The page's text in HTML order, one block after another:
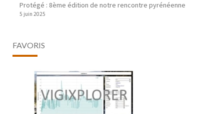
Protégé : 8ème édition de notre rencontre pyrénéenne
5 juin 2025
FAVORIS